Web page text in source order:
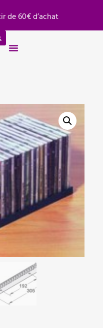
de 60€ d’achat